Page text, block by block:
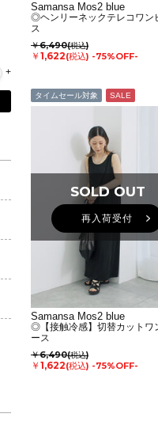
Samansa Mos2 blue
◎ヘンリーネックテレコワン
ス
￥6,490(税込)
￥1,622(税込) -75%OFF-
タイムセール対象 SALE
SOLD OUT
SOLD OUT
再入荷受付
Samansa Mos2 blue
◎【接触冷感】切替カットワ
ース
￥6,490(税込)
￥1,622(税込) -75%OFF-